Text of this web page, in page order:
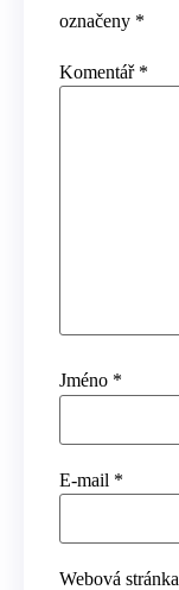
označeny *
Komentář *
Jméno *
E-mail *
Webová stránka